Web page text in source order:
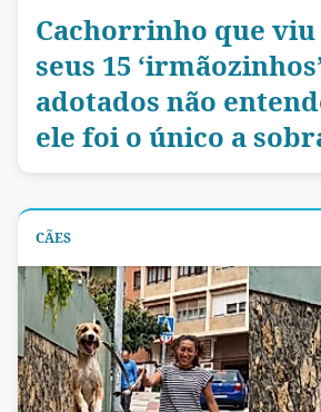
Cachorrinho que viu
seus 15
adotados não
ele foi o único a
CÃES